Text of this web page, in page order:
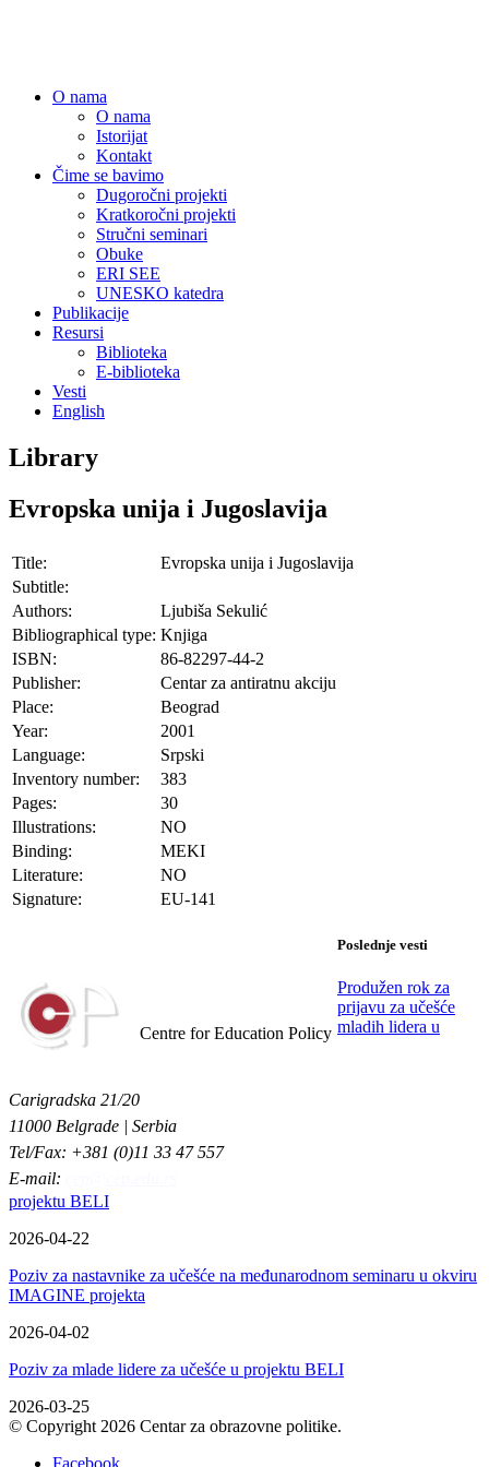
O nama
O nama
Istorijat
Kontakt
Čime se bavimo
Dugoročni projekti
Kratkoročni projekti
Stručni seminari
Obuke
ERI SEE
UNESKO katedra
Publikacije
Resursi
Biblioteka
E-biblioteka
Vesti
English
Library
Evropska unija i Jugoslavija
Title:
Evropska unija i Jugoslavija
Subtitle:
Authors:
Ljubiša Sekulić
Bibliographical type: Knjiga
ISBN:
86-82297-44-2
Publisher:
Centar za antiratnu akciju
Place:
Beograd
Year:
2001
Language:
Srpski
Inventory number:
383
Pages:
30
Illustrations:
NO
Binding:
MEKI
Literature:
NO
Signature:
EU-141
Centre for Education Policy
Carigradska 21/20
11000 Belgrade | Serbia
Tel/Fax: +381 (0)11 33 47 557
E-mail:
Poslednje vesti
Produžen rok za
prijavu za učešće
mladih lidera u
projektu BELI
2026-04-22
Poziv za nastavnike za učešće na međunarodnom seminaru u okviru
IMAGINE projekta
2026-04-02
Poziv za mlade lidere za učešće u projektu BELI
2026-03-25
© Copyright 2026 Centar za obrazovne politike.
Facebook